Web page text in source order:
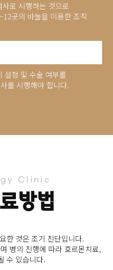
로 시행하는 것으로
곳의 바늘을 이용한 조직
설정 및 수술 여부를
를 시행해야 합니다.
Clinic
방법
한 것은 조기 진단입니다.
병의 진행에 따라 호르몬치료,
수 있습니다.